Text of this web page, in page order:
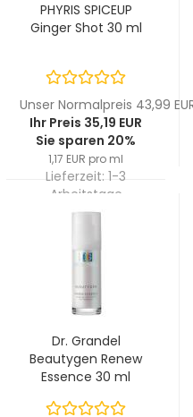
PHYRIS SPICEUP
Ginger Shot 30 ml
Unser Normalpreis 43,99
Ihr Preis 35,19 EUR
Sie sparen 20%
1,17 EUR pro ml
Lieferzeit: 1-3
Arbeitstage
Dr. Grandel
Beautygen Renew
Essence 30 ml